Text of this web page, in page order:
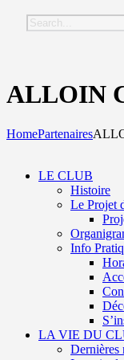
ALLOIN
HomePartenaires
LE CLUB
Histoire
Le Projet
Info
LA VIE DU
Dernières